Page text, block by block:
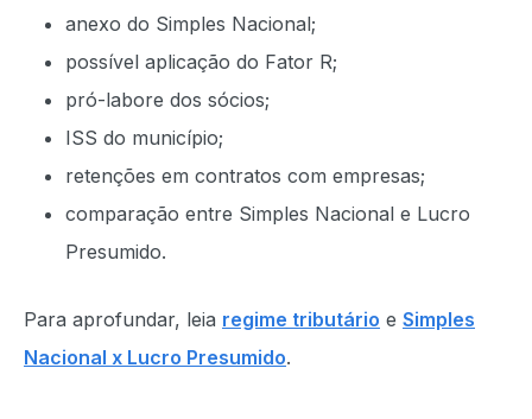
anexo do Simples Nacional;
possível aplicação do Fator R;
pró-labore dos sócios;
ISS do município;
retenções em contratos com empresas;
comparação entre Simples Nacional e Lucro
Presumido.
Para aprofundar, leia regime tributário e Simples
Nacional x Lucro Presumido.